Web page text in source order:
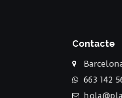
Contacte
663 142